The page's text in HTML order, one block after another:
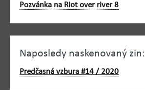
Pozvánka na Riot over river 8
Naposledy naskenovaný zin:
Predčasná vzbura #14 / 2020